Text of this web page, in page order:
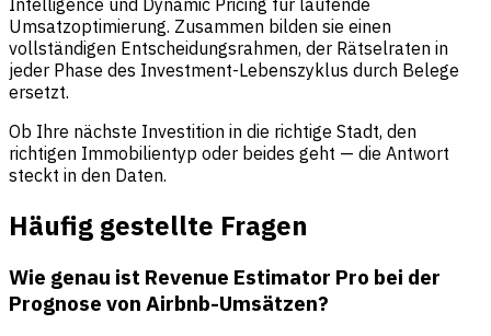
Umsatzoptimierung. Zusammen bilden sie einen
vollständigen Entscheidungsrahmen, der Rätselraten in
jeder Phase des Investment-Lebenszyklus durch Belege
ersetzt.
Ob Ihre nächste Investition in die richtige Stadt, den
richtigen Immobilientyp oder beides geht — die Antwort
steckt in den Daten.
Häufig gestellte Fragen
Wie genau ist Revenue Estimator Pro bei der
Prognose von Airbnb-Umsätzen?